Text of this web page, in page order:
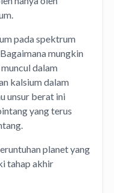
pada spektrum
mungkin
dalam
kalsium dalam
unsur berat ini
yang terus
planet yang
tahap akhir